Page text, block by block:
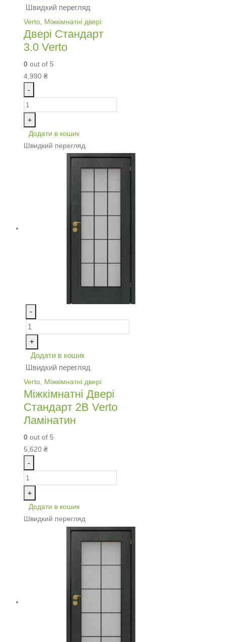
Швидкий перегляд
Verto Міжкімнатні двері
Двері Стандарт
3.0 Verto
0 out of 5
4,990 ₴
-
+
Додати в кошик
Швидкий перегляд
-
+
Додати в кошик
Швидкий перегляд
Verto Міжкімнатні двері
Міжкімнатні Двері
Стандарт 2В Verto
Ламінатин
0 out of 5
5,620 ₴
-
+
Додати в кошик
Швидкий перегляд